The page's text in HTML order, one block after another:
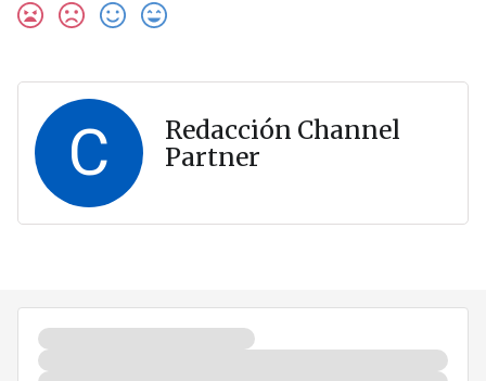
C
Redacción Channel
Partner